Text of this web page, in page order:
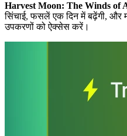
Harvest Moon: The Winds of
सिंचाई, फसलें एक दिन में बढ़ेंगी, और
उपकरणों को ऐक्सेस करें।